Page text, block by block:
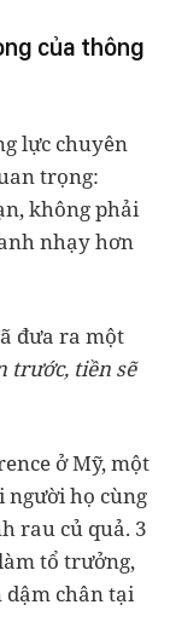
của thông
lực chuyên
trọng:
không phải
nhạy hơn
đưa ra một
trước, tiền sẽ
ở Mỹ, một
người họ cùng
rau củ quả. 3
tổ trưởng,
dậm chân tại